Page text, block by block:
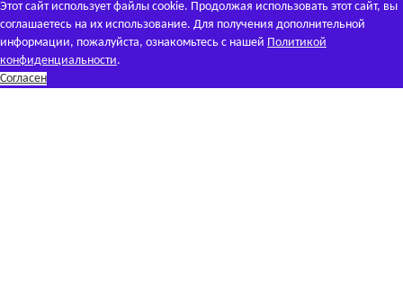
Этот сайт использует файлы cookie. Продолжая использовать этот сайт, вы
соглашаетесь на их использование. Для получения дополнительной
информации, пожалуйста, ознакомьтесь с нашей Политикой
конфиденциальности.
Согласен